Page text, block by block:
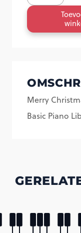
Christmas
Level
Alfed
Basic
Piano
Merry
Basic Piano